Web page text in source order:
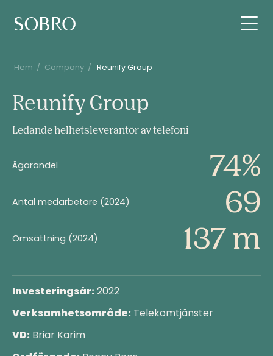
Hem / Company / Reunify Group
Reunify Group
Group
Ledande helhetsleverantör av telefoni
74%
Ägarandel
69
Antal medarbetare (2024)
137 m
Omsättning (2024)
Investeringsår: 2022
Verksamhetsområde: Telekomtjänster
VD: Briar Karim